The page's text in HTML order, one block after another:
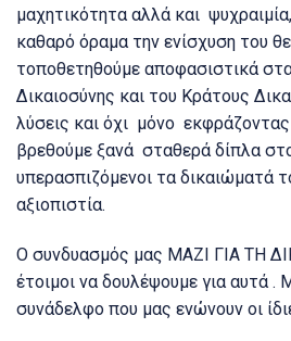
μαχητικότητα αλλά και
καθαρό όραμα την ενίσχυση του
τοποθετηθούμε αποφασιστικά
Δικαιοσύνης και του Κράτους
λύσεις και όχι μόνο
βρεθούμε ξανά σταθερά δίπλα
υπερασπιζόμενοι τα δικαιώματά
αξιοπιστία.
Ο συνδυασμός μας ΜΑΖΙ ΓΙΑ ΤΗ
έτοιμοι να δουλέψουμε για αυτά .
συνάδελφο που μας ενώνουν οι